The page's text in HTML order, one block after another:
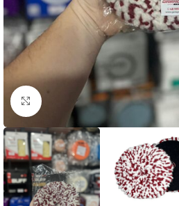
Clique para ampliar